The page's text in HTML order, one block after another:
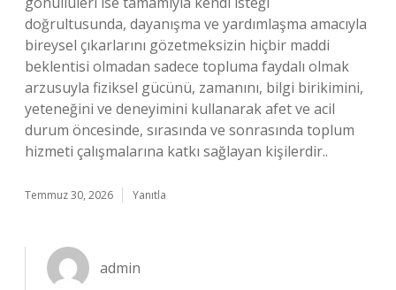
doğrultusunda, dayanışma ve yardımlaşma amacıyla
bireysel çıkarlarını gözetmeksizin hiçbir maddi
beklentisi olmadan sadece topluma faydalı olmak
arzusuyla fiziksel gücünü, zamanını, bilgi birikimini,
yeteneğini ve deneyimini kullanarak afet ve acil
durum öncesinde, sırasında ve sonrasında toplum
hizmeti çalışmalarına katkı sağlayan kişilerdir..
Temmuz 30, 2026 Yanıtla
admin